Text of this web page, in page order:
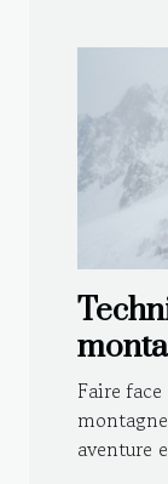
Faire
aventure